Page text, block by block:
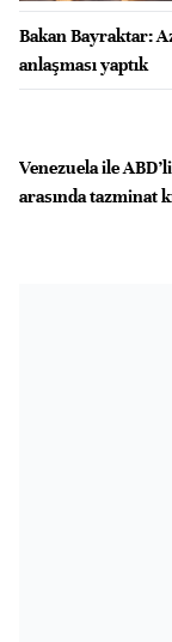
Bakan Bayraktar:
anlaşması yaptık
Venezuela ile
arasında tazminat